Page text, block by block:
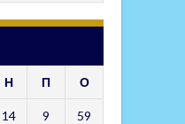
Н П О
14 9 59